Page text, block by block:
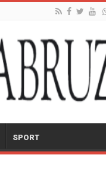
SPORT